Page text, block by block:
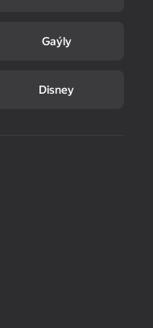
Gaýly
Disney